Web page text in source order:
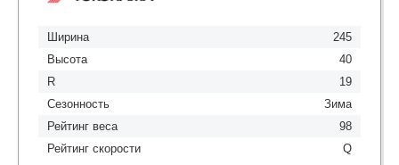
Ширина
245
Высота
40
R
19
Сезонность
Зима
Рейтинг веса
98
Рейтинг скорости
Q